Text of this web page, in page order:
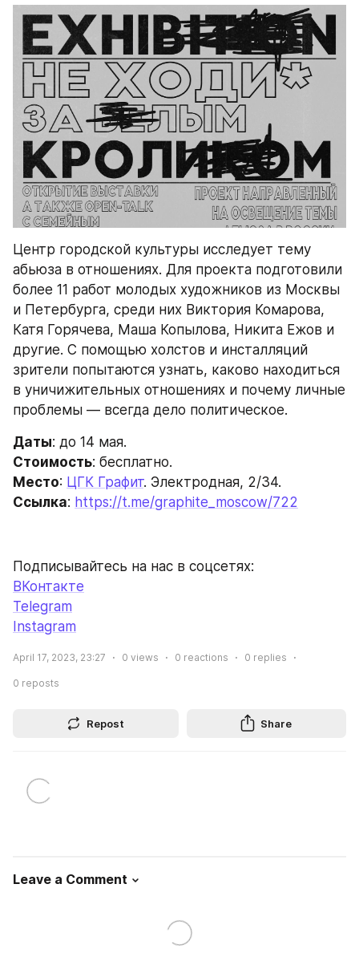
Центр городской культуры исследует тему
абьюза в отношениях. Для проекта подготовили
более 11 работ молодых художников из Москвы
и Петербурга, среди них Виктория Комарова,
Катя Горячева, Маша Копылова, Никита Ежов и
другие. С помощью холстов и инсталляций
зрители попытаются узнать, каково находиться
в уничижительных отношениях и почему личные
проблемы — всегда дело политическое.
Даты: до 14 мая.
Стоимость: бесплатно.
Место: ЦГК Графит. Электродная, 2/34.
Ссылка: https://t.me/graphite_moscow/722
Подписывайтесь на нас в соцсетях:
ВКонтакте
Telegram
Instagram
April 17, 2023, 23:27 0 views 0 reactions 0 replies
0 reposts
Repost Share
Leave a Comment